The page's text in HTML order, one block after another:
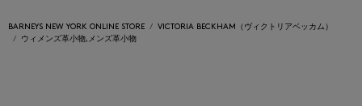
BARNEYS NEW YORK ONLINE STORE
VICTORIA BECKHAM（ヴィクトリアベッカム）
ウィメンズ革小物,メンズ革小物